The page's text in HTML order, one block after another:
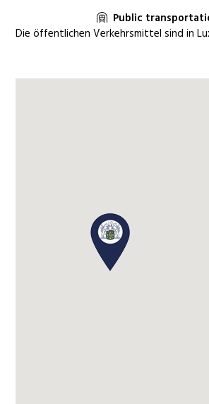
Public
Die öffentlichen Verkehrsmittel sind in